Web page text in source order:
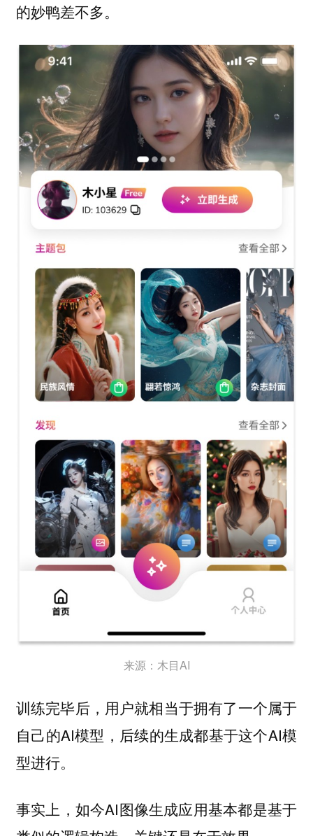
的妙鸭差不多。
来源：木目AI
训练完毕后，用户就相当于拥有了一个属于
自己的AI模型，后续的生成都基于这个AI模
型进行。
事实上，如今AI图像生成应用基本都是基于